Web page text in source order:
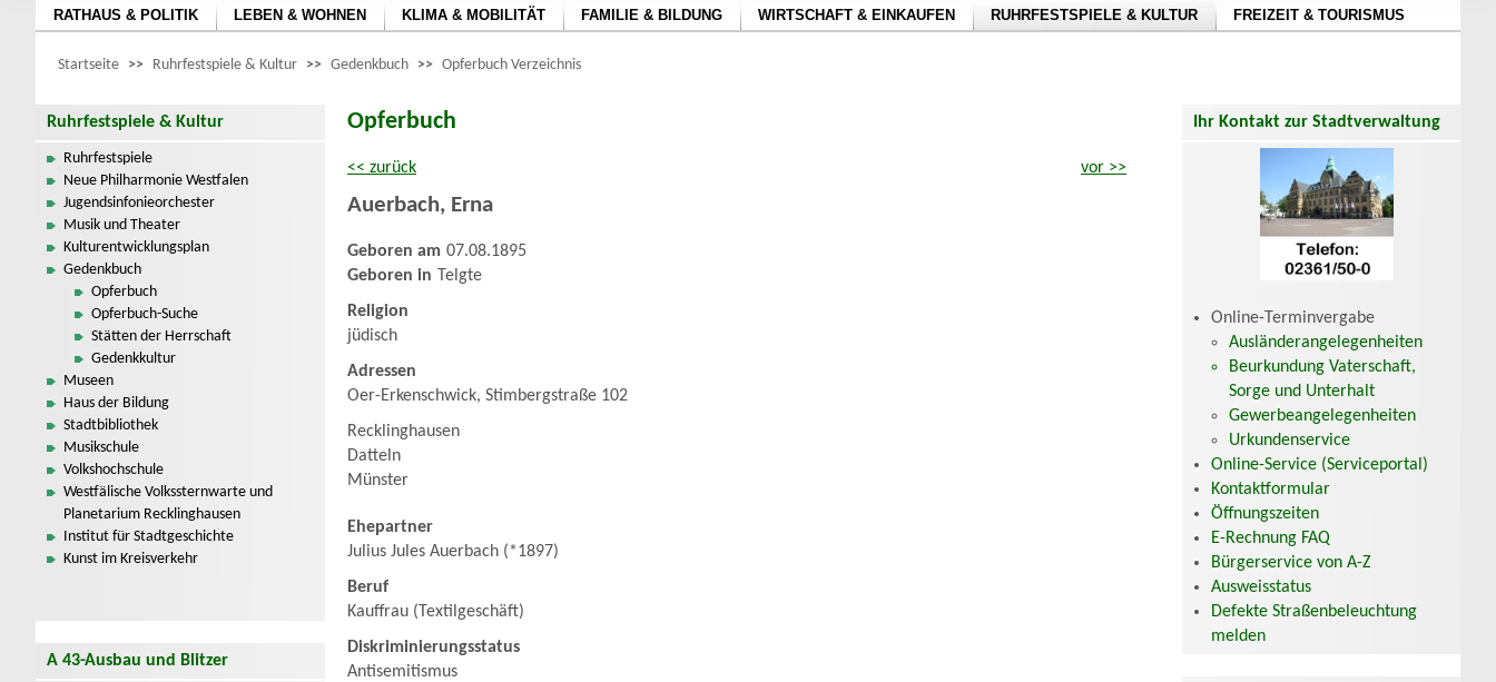
RATHAUS & POLITIK LEBEN & WOHNEN KLIMA & MOBILITÄT FAMILIE & BILDUNG WIRTSCHAFT & EINKAUFEN RUHRFESTSPIELE & KULTUR FREIZEIT & TOURISMUS
Startseite >> Ruhrfestspiele & Kultur >> Gedenkbuch >> Opferbuch Verzeichnis
Ruhrfestspiele & Kultur
Ruhrfestspiele
Neue Philharmonie Westfalen
Jugendsinfonieorchester
Musik und Theater
Kulturentwicklungsplan
Gedenkbuch
Opferbuch
Opferbuch-Suche
Stätten der Herrschaft
Gedenkkultur
Museen
Haus der Bildung
Stadtbibliothek
Musikschule
Volkshochschule
Westfälische Volkssternwarte und
Planetarium Recklinghausen
Institut für Stadtgeschichte
Kunst im Kreisverkehr
A 43-Ausbau und Blitzer
Opferbuch
<< zurück vor >>
Auerbach, Erna
Geboren am 07.08.1895
Geboren in
Telgte
Religion
jüdisch
Adressen
Oer-Erkenschwick, Stimbergstraße 102
Recklinghausen
Datteln
Münster
Ehepartner
Julius Jules Auerbach (*1897)
Beruf
Kauffrau (Textilgeschäft)
Diskriminierungsstatus
Antisemitismus
Ihr Kontakt zur Stadtverwaltung
Online-Terminvergabe
Ausländerangelegenheiten
Beurkundung Vaterschaft,
Sorge und Unterhalt
Gewerbeangelegenheiten
Urkundenservice
Online-Service (Serviceportal)
Kontaktformular
Öffnungszeiten
E-Rechnung FAQ
Bürgerservice von A-Z
Ausweisstatus
Defekte Straßenbeleuchtung
melden